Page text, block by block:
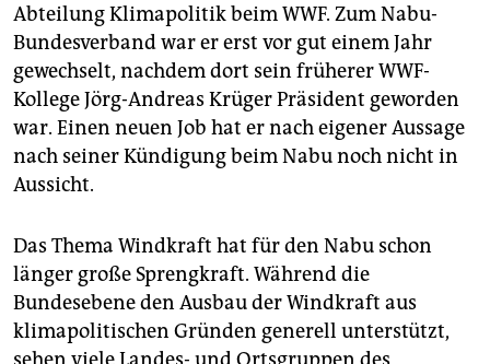
Abteilung Klimapolitik beim WWF. Zum Nabu-
Bundesverband war er erst vor gut einem Jahr
gewechselt, nachdem dort sein früherer WWF-
Kollege Jörg-Andreas Krüger Präsident geworden
war. Einen neuen Job hat er nach eigener Aussage
nach seiner Kündigung beim Nabu noch nicht in
Aussicht.
Das Thema Windkraft hat für den Nabu schon
länger große Sprengkraft. Während die
Bundesebene den Ausbau der Windkraft aus
klimapolitischen Gründen generell unterstützt,